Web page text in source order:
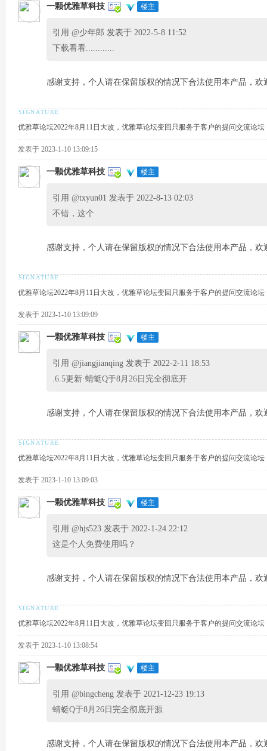
一颗优雅草科技 楼主
引用 @少年郎 发表于 2022-5-8 11:52
下载看看............
感谢支持，个人请在保留版权的情况下合法使用本产品，
优雅草论坛2022年8月11日大改，优雅草论坛变回只服务于客户的提问交流论坛
发表于 2023-1-10 13:09:15
一颗优雅草科技 楼主
引用 @txyun01 发表于 2022-8-13 02:03
不错，这个
感谢支持，个人请在保留版权的情况下合法使用本产品，
优雅草论坛2022年8月11日大改，优雅草论坛变回只服务于客户的提问交流论坛
发表于 2023-1-10 13:09:09
一颗优雅草科技 楼主
引用 @jiangjianqing 发表于 2022-2-11 18:53
.6.5更新·蜻蜓Q于8月26日完全彻底开
感谢支持，个人请在保留版权的情况下合法使用本产品，
优雅草论坛2022年8月11日大改，优雅草论坛变回只服务于客户的提问交流论坛
发表于 2023-1-10 13:09:03
一颗优雅草科技 楼主
引用 @hjs523 发表于 2022-1-24 22:12
这是个人免费使用吗？
感谢支持，个人请在保留版权的情况下合法使用本产品，
优雅草论坛2022年8月11日大改，优雅草论坛变回只服务于客户的提问交流论坛
发表于 2023-1-10 13:08:54
一颗优雅草科技 楼主
引用 @bingcheng 发表于 2021-12-23 19:13
蜻蜓Q于8月26日完全彻底开源
感谢支持，个人请在保留版权的情况下合法使用本产品，